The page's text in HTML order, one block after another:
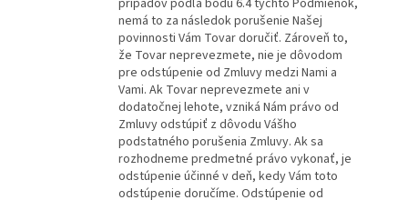
prípadov podľa bodu 6.4 týchto Podmienok,
nemá to za následok porušenie Našej
povinnosti Vám Tovar doručiť. Zároveň to,
že Tovar neprevezmete, nie je dôvodom
pre odstúpenie od Zmluvy medzi Nami a
Vami. Ak Tovar neprevezmete ani v
dodatočnej lehote, vzniká Nám právo od
Zmluvy odstúpiť z dôvodu Vášho
podstatného porušenia Zmluvy. Ak sa
rozhodneme predmetné právo vykonať, je
odstúpenie účinné v deň, kedy Vám toto
odstúpenie doručíme. Odstúpenie od